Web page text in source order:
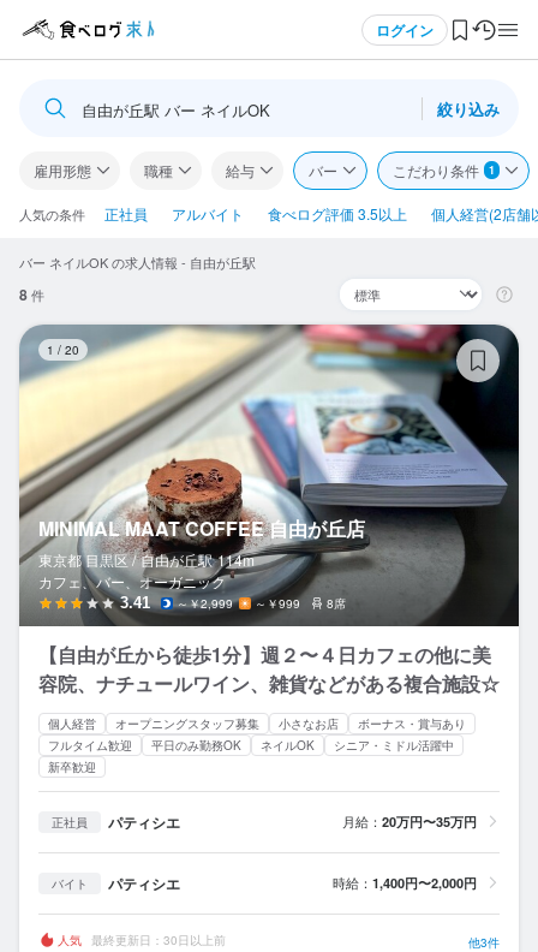
ログイン
ログイン・無料会員登録
食べログ求人TOP
求人検索
閲覧履歴
気になる求人
検索履歴・保存した条件
応募履歴
WEB履歴書
スカウト・メルマガ受信設定
ヘルプ・お問い合わせフォーム
掲載をご検討の店舗様へ
食べログ求人PRESS
プライバシーポリシー
利用規約
企業情報
自由が丘駅 バー ネイルOK 絞り込み
雇用形態 職種 給与 バー こだわり条件 1
人気の条件 正社員 アルバイト 食べログ評価 3.5以上 個人経営(2店舗
バー ネイルOK の求人情報 - 自由が丘駅
8件
1 / 20
MINIMAL MAAT COFFEE 自由が丘店
東京都 目黒区 / 自由が丘駅 114m
カフェ、バー、オーガニック
3.41 ～￥2,999 ～￥999 8席
【自由が丘から徒歩1分】週２〜４日カフェの他に美
容院、ナチュールワイン、雑貨などがある複合施設☆
個人経営 オープニングスタッフ募集 小さなお店
ボーナス・賞与あり
フルタイム歓迎
平日のみ勤務OK ネイルOK
シニア・ミドル活躍中
新卒歓迎
正社員 パティシエ 月給： 20万円〜35万円
バイト パティシエ 時給： 1,400円〜2,000円
人気 最終更新日：30日以上前 他3件